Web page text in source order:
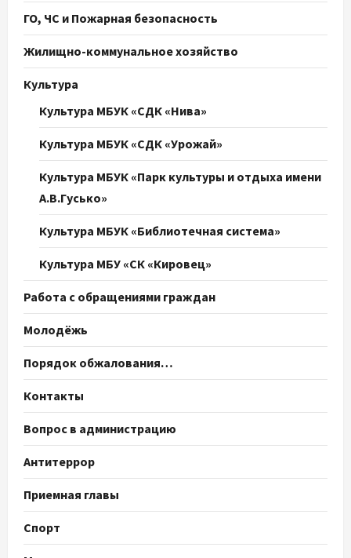
ГО, ЧС и Пожарная безопасность
Жилищно-коммунальное хозяйство
Культура
Культура МБУК «СДК «Нива»
Культура МБУК «СДК «Урожай»
Культура МБУК «Парк культуры и отдыха имени
А.В.Гусько»
Культура МБУК «Библиотечная система»
Культура МБУ «СК «Кировец»
Работа с обращениями граждан
Молодёжь
Порядок обжалования…
Контакты
Вопрос в администрацию
Антитеррор
Приемная главы
Спорт